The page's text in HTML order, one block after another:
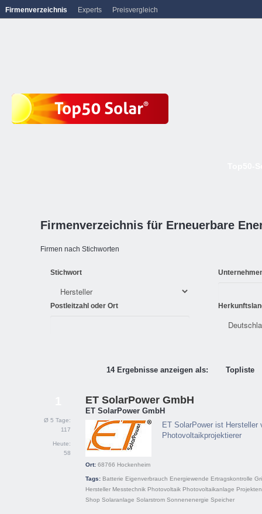
Firmenverzeichnis für Erneuerbare
Firmen nach Stichworten
Stichwort
Postleitzahl oder Ort
14 Ergebnisse anzeigen als: Topliste
Ø 5 Tage:
117
Heute:
58
ET SolarPower GmbH
ET SolarPower GmbH
ET SolarPower ist Hersteller
Photovoltaikprojektierer
Ort: 68766 Hockenheim
Tags: Batterie Eigenverbrauch Energiewende Ertragskontrolle
Hersteller Messtechnik Photovoltaik Photovoltaikanlage
Shop Solaranlage Solarstrom Sonnenenergie Speicher
Firmenverzeichnis Experts Preisvergleich